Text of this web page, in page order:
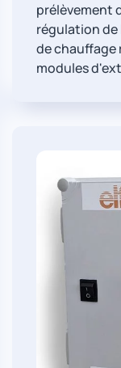
prélèvement
régulation de
de chauffage
modules